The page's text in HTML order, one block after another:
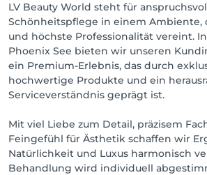
LV Beauty World steht für
Schönheitspflege in einem Ambiente,
und höchste Professionalität vereint.
Phoenix See bieten wir unseren
ein Premium-Erlebnis, das durch
hochwertige Produkte und ein
Serviceverständnis geprägt ist.
Mit viel Liebe zum Detail, präzisem
Feingefühl für Ästhetik schaffen wir
Natürlichkeit und Luxus harmonisch
Behandlung wird individuell